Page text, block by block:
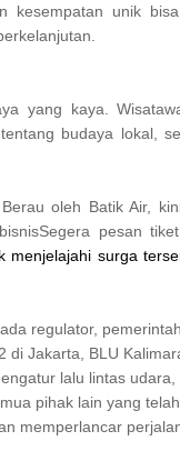
kesempatan unik
yang kaya.
budaya lokal,
oleh Batik Air,
pesan
menjelajahi surga
regulator,
di Jakarta, BLU
lalu lintas udara,
pihak lain yang
memperlancar